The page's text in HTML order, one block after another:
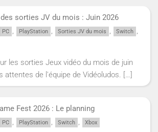
sorties JV du mois : Juin 2026
PC , PlayStation , Sorties JV du mois , Switch ,
les sorties Jeux vidéo du mois de juin
attentes de l'équipe de Vidéoludos. […]
Fest 2026 : Le planning
PC , PlayStation , Switch , Xbox